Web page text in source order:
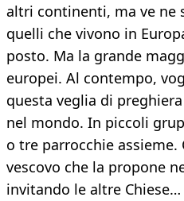
altri continenti, ma ve ne
quelli che vivono in
posto. Ma la grande
europei. Al contempo,
questa veglia di
nel mondo. In piccoli
o tre parrocchie assieme.
vescovo che la propone
invitando le altre